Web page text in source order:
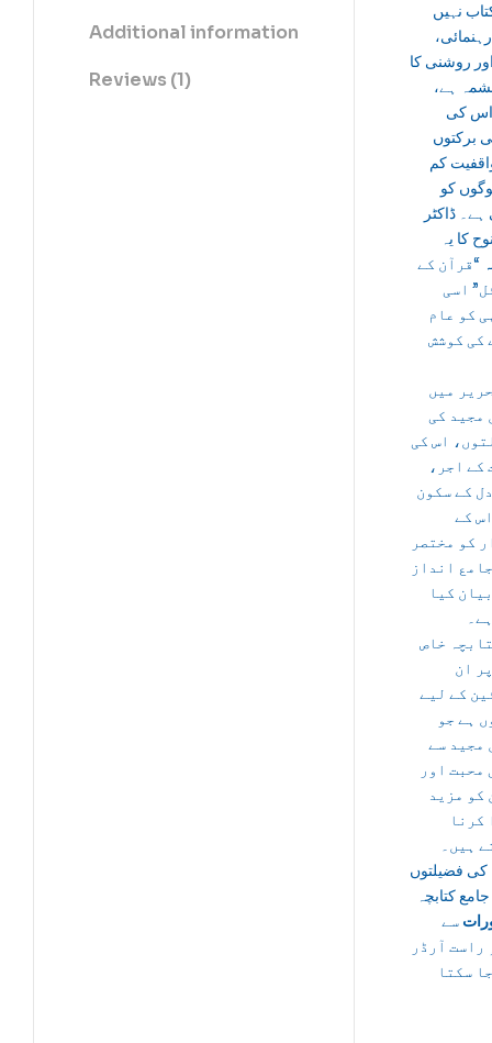
Additional information
Reviews (1)
نہیں
روشنی کا
ہے،
کی
برکتوں
کم
کو
ڈاکٹر
کا یہ
“قرآن کے
اسی
کو عام
کی کوشش
میں
مجید کی
اس کی
کے اجر،
کے سکون
کے
کو مختصر
انداز
کیا
خاص
ان
کے لیے
ہے جو
مجید سے
محبت اور
کو مزید
کرنا
ہیں۔
کی فضیلتوں
کتابچہ
سے
راست آرڈر
سکتا